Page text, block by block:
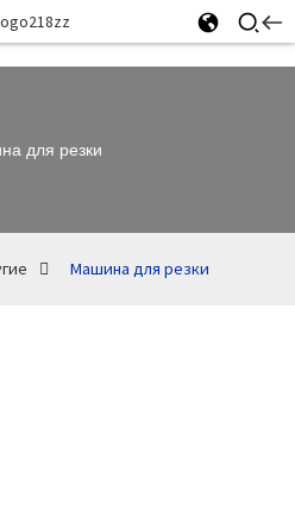
для резки
Машина для резки